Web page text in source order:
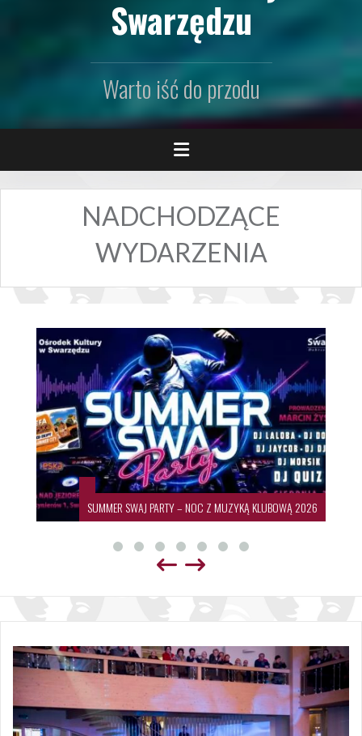
Swarzędzu
Warto iść do przodu
NADCHODZĄCE
WYDARZENIA
SUMMER SWAJ PARTY – NOC Z MUZYKĄ KLUBOWĄ 2026